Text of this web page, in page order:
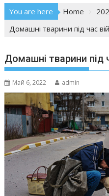
You are here Home
Домашні тварини під час
Домашні тварини під
Май 6, 2022 admin